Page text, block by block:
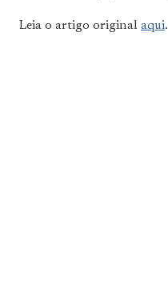
Leia o artigo original aqui.